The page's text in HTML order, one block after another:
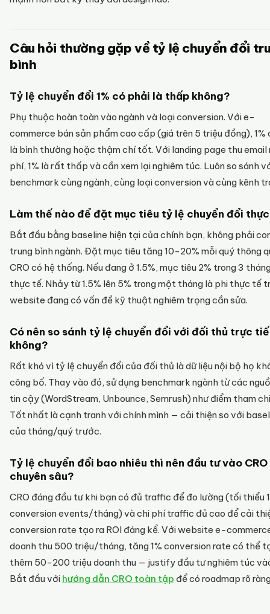
Câu hỏi thường gặp về tỷ lệ chuyển đổi
bình
Tỷ lệ chuyển đổi 1% có phải là thấp không?
Phụ thuộc hoàn toàn vào ngành và loại conversion. Với e-
commerce bán sản phẩm cao cấp (giá trên 5 triệu đồng), 1%
là bình thường hoặc thậm chí tốt. Với landing page thu email
phí, 1% là rất thấp và cần xem lại nghiêm túc. Luôn so sánh
benchmark cùng ngành, cùng loại conversion và cùng kênh
Làm thế nào để đặt mục tiêu tỷ lệ chuyển đổi
Bắt đầu bằng baseline hiện tại của chính bạn, không phải
trung bình ngành. Đặt mục tiêu tăng 10-20% mỗi quý thông
CRO có hệ thống. Nếu đang ở 1.5%, mục tiêu 2% trong 3
thực tế. Nhảy từ 1.5% lên 5% trong một tháng là phi thực tế
website đang có vấn đề kỹ thuật nghiêm trọng cần sửa.
Có nên so sánh tỷ lệ chuyển đổi với đối thủ trực
không?
Rất khó vì tỷ lệ chuyển đổi của đối thủ là dữ liệu nội bộ họ
công bố. Thay vào đó, sử dụng benchmark ngành từ các
tin cậy (WordStream, Unbounce, Semrush) như điểm tham
Tốt nhất là cạnh tranh với chính mình — cải thiện so với
của tháng/quý trước.
Tỷ lệ chuyển đổi bao nhiêu thì nên đầu tư vào CRO
chuyên sâu?
CRO đáng đầu tư khi bạn có đủ traffic để đo lường (tối thiểu
conversion events/tháng) và chi phí traffic đủ cao để cải
conversion rate tạo ra ROI đáng kể. Với website e-
doanh thu 500 triệu/tháng, tăng 1% conversion rate có thể
thêm 50-200 triệu doanh thu — justify đầu tư nghiêm túc
Bắt đầu với hướng dẫn CRO toàn tập để có roadmap rõ